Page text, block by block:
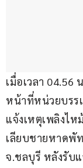
เมื่อเวลา 04.56
หน้าที่หน่วยบรร
แจ้งเหตุเพลิงไ
เลียบชายหาดพั
จ.ชลบุรี หลังรับ